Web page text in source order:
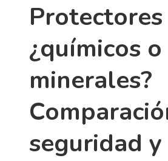
¿químicos o
minerales?
seguridad y